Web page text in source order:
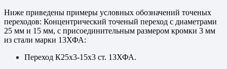
Ниже приведены примеры условных обозначений точеных
переходов: Концентрический точеный переход с диаметрами
25 мм и 15 мм, с присоединительным размером кромки 3 мм
из стали марки 13ХФА:
Переход К25х3-15х3 ст. 13ХФА.